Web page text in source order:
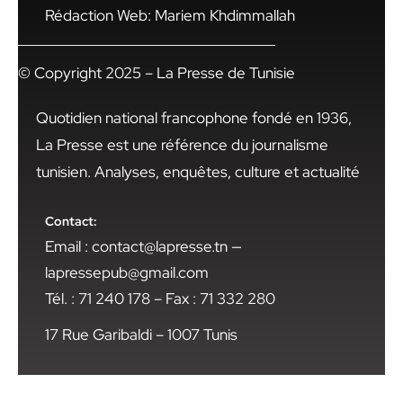
Rédaction Web: Mariem Khdimmallah
© Copyright 2025 – La Presse de Tunisie
Quotidien national francophone fondé en 1936,
La Presse est une référence du journalisme
tunisien. Analyses, enquêtes, culture et actualité
Contact:
Email : contact@lapresse.tn —
lapressepub@gmail.com
Tél. : 71 240 178 – Fax : 71 332 280
17 Rue Garibaldi – 1007 Tunis